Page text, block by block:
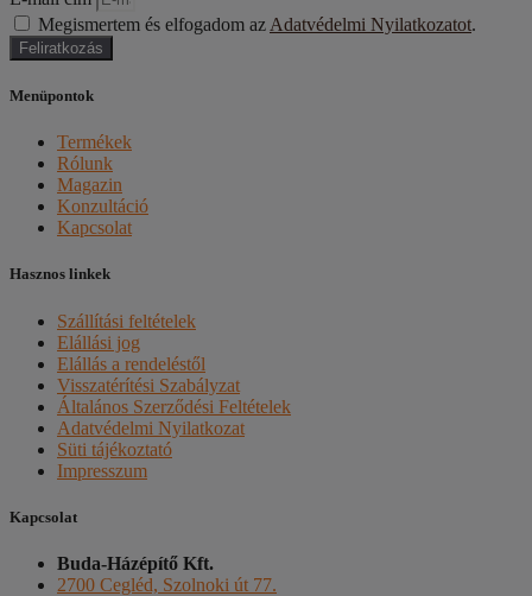
Megismertem és elfogadom az Adatvédelmi Nyilatkozatot.
Feliratkozás
Menüpontok
Termékek
Rólunk
Magazin
Konzultáció
Kapcsolat
Hasznos linkek
Szállítási feltételek
Elállási jog
Elállás a rendeléstől
Visszatérítési Szabályzat
Általános Szerződési Feltételek
Adatvédelmi Nyilatkozat
Süti tájékoztató
Impresszum
Kapcsolat
Buda-Házépítő Kft.
2700 Cegléd, Szolnoki út 77.